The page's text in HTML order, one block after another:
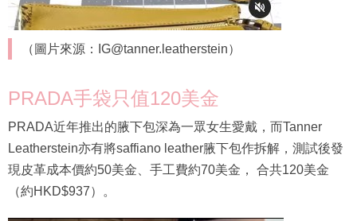
（圖片來源：IG@tanner.leatherstein）
PRADA手袋只值120美金
PRADA近年推出的腋下包深為一眾女生愛戴，而Tanner
Leatherstein亦有將saffiano leather腋下包作拆解，測試後發
現皮革成本價約50美金、手工費約70美金， 合共120美金
（約HKD$937）。